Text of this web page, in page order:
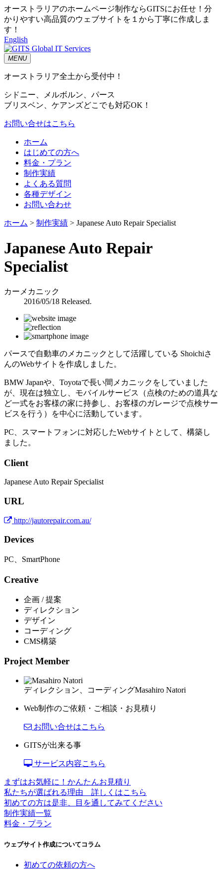
オーストラリアのホームページ制作ならGITSにお任せ！分
かりやすい高品質のウェブサイトを１から丁寧に作成しま
す！
English
MENU
オーストラリア全土から受付中！
シドニー、メルボルン、パース
ブリスベン、ケアンズどこでも対応OK！
お問い合せはこちら
ホーム
はじめての方へ
料金・プラン
制作実績
よくある質問
各種デザイン
お問い合わせ
ホーム > 制作実績 > Japanese Auto Repair Specialist
Japanese Auto Repair
Specialist
カーメカニック
2016/05/18 Released.
パースで自動車のメカニックとして活躍している Shoichiさ
んのWebサイトを作成しました。
BMW Japanや、Toyotaで長い間メカニックをしていました
が、現在は独立し、モバイルサービス（点検のための道具な
ど一式をお客様の家に持参し、お客様のガレージで点検サー
ビスを行う）を中心に活動しています。
PC、スマートフォンに対応したWebサイトとして、構築し
ました。
Client
Japanese Auto Repair Specialist
URL
http://jautorepair.com.au/
Devices
PC、SmartPhone
Creative
企画 / 提案
ディレクション
デザイン
コーディング
CMS構築
Project Member
ディレクション、コーディングMasahiro Natori
Web制作のご依頼・ご相談・お見積り
お問い合せはこちら
GITSが出来る事
サービス内容こちら
まずはお気軽に！かんたんお見積り
私たちが選ばれる理由 詳しくはこちら
初めての方は是非、目を通してみてください
制作実績一覧
料金・プラン
ウェブサイト作成についてコラム
初めての依頼の方へ